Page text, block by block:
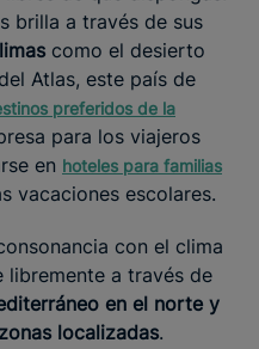
brilla a través de sus
como el desierto
Atlas, este país de
preferidos de la
para los viajeros
en hoteles para familias
vacaciones escolares.
con el clima
libremente a través de
en el norte y
localizadas.